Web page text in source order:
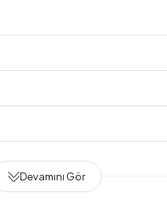
Devamını Gör